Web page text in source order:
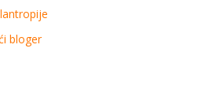
bloger